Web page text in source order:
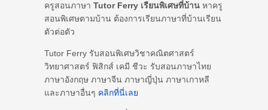
ครูสอนภาษา Tutor Ferry เรียนพิเศษที่บ้าน หาครู
สอนพิเศษตามบ้าน ต้องการเรียนภาษาที่บ้านเรียน
ตัวต่อตัว
Tutor Ferry รับสอนพิเศษวิชาคณิตศาสตร์
วิทยาศาสตร์ ฟิสิกส์ เคมี ชีวะ รับสอนภาษาไทย
ภาษาอังกฤษ ภาษาจีน ภาษาญี่ปุ่น ภาษาเกาหลี
และภาษาอื่นๆ คลิกที่นี่เลย